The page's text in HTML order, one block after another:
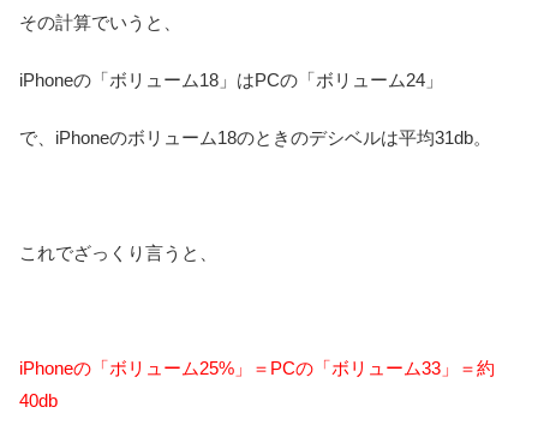
その計算でいうと、
iPhoneの「ボリューム18」はPCの「ボリューム24」
で、iPhoneのボリューム18のときのデシベルは平均31db。
これでざっくり言うと、
iPhoneの「ボリューム25%」＝PCの「ボリューム33」＝約
40db